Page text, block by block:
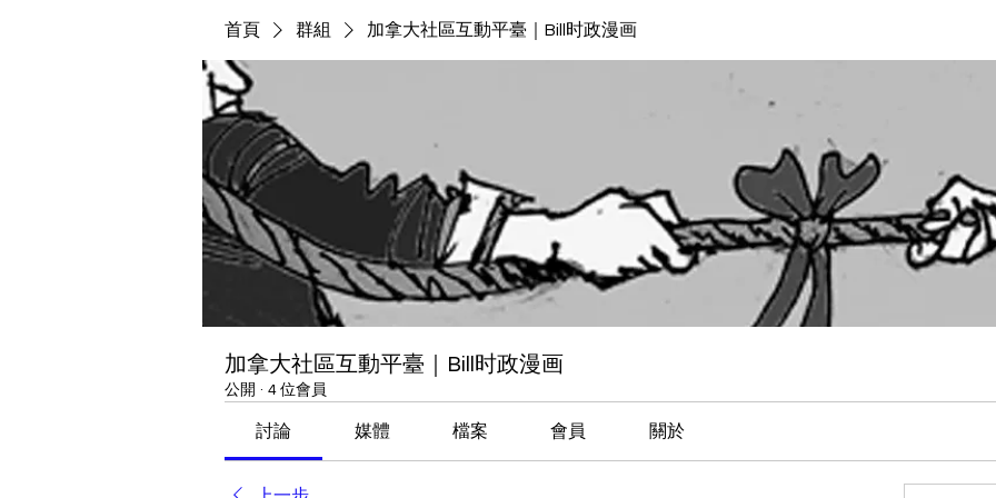
首頁 群組 加拿大社區互動平臺｜Bill时政漫画
加拿大社區互動平臺｜Bill时政漫画
公開 · 4 位會員
討論 媒體 檔案 會員 關於